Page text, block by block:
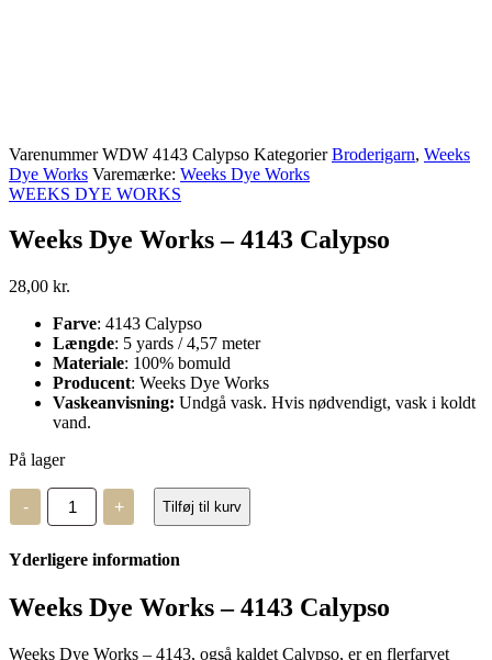
VarenummerWDW 4143 Calypso Kategorier Broderigarn, Weeks
Dye Works Varemærke: Weeks Dye Works
WEEKS DYE WORKS
Weeks Dye Works – 4143 Calypso
28,00 kr.
Farve: 4143 Calypso
Længde: 5 yards / 4,57 meter
Materiale: 100% bomuld
Producent: Weeks Dye Works
Vaskeanvisning: Undgå vask. Hvis nødvendigt, vask i koldt
vand.
På lager
-
Weeks
Dye
Works
4143
antal
+ Tilføj til kurv
Yderligere information
Weeks Dye Works – 4143 Calypso
Weeks Dye Works – 4143, også kaldet Calypso, er en flerfarvet